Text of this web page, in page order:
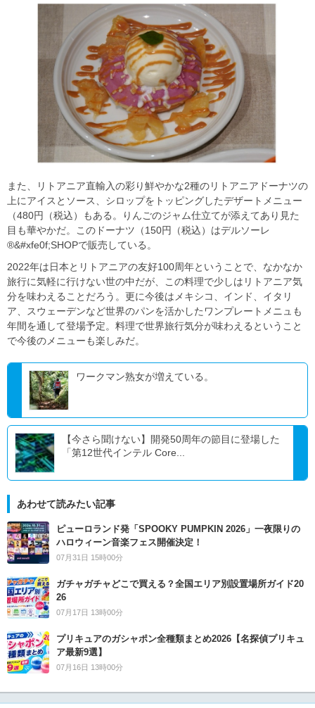
また、リトアニア直輸入の彩り鮮やかな2種のリトアニアドーナツの
上にアイスとソース、シロップをトッピングしたデザートメニュー
（480円（税込）もある。りんごのジャム仕立てが添えてあり見た
目も華やかだ。このドーナツ（150円（税込）はデルソーレ
®&#xfe0f;SHOPで販売している。
2022年は日本とリトアニアの友好100周年ということで、なかなか
旅行に気軽に行けない世の中だが、この料理で少しはリトアニア気
分を味わえることだろう。更に今後はメキシコ、インド、イタリ
ア、スウェーデンなど世界のパンを活かしたワンプレートメニュも
年間を通して登場予定。料理で世界旅行気分が味わえるということ
で今後のメニューも楽しみだ。
ワークマン熟女が増えている。
【今さら聞けない】開発50周年の節目に登場した
「第12世代インテル Core...
あわせて読みたい記事
ピューロランド発「SPOOKY PUMPKIN 2026」一夜限りの
ハロウィーン音楽フェス開催決定！
07月31日 15時00分
ガチャガチャどこで買える？全国エリア別設置場所ガイド20
26
07月17日 13時00分
プリキュアのガシャポン全種類まとめ2026【名探偵プリキュ
ア最新9選】
07月16日 13時00分